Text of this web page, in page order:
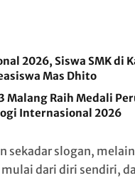
2026, Siswa SMK di
Mas Dhito
Malang Raih Medali
Internasional 2026
sekadar slogan,
dari diri sendiri,